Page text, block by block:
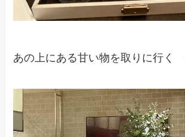
あの上にある甘い物を取りに行く